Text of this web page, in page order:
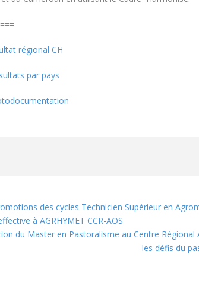
régional CH
par pays
des cycles Technicien Supérieur en
à AGRHYMET CCR-AOS
du Master en Pastoralisme au Centre
les défis du